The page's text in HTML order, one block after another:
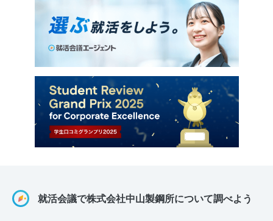
就活会議で株式会社中山製鋼所について調べよう